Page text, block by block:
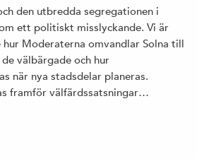
den utbredda segregationen i
ett politiskt misslyckande. Vi är
Moderaterna omvandlar Solna till
välbärgade och hur
när nya stadsdelar planeras.
framför välfärdssatsningar…